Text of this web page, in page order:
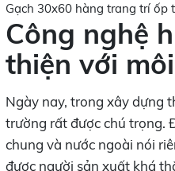
Gạch 30x60 hàng trang trí ốp
Công nghệ
thiện với
Ngày nay, trong xây dựng
trường rất được chú trọng.
chung và nước ngoài nói
được người sản xuất khá